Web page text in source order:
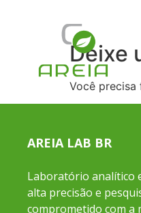
Deixe
Você precisa
AREIA LAB BR
Laboratório analítico
alta precisão e
comprometido com a